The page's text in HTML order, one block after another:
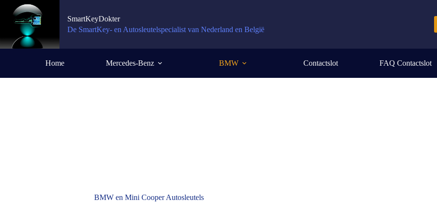
SmartKeyDokter
De SmartKey- en Autosleutelspecialist van Nederland en België
Home Mercedes-Benz BMW Contactslot FAQ Contactslot
BMW en Mini Cooper Autosleutels